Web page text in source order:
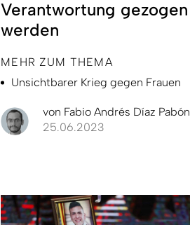
Verantwortung gezogen
werden
MEHR ZUM THEMA
Unsichtbarer Krieg gegen Frauen
von Fabio Andrés Díaz Pabón
25.06.2023